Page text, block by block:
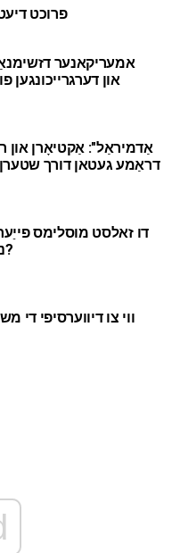
פרוכט
אמעריקאנער
דראַמע געטאן דורך
דו זאלסט מוסלימס
נאָמען פון מוסלימס?
ווי צו דיווערסיפי די